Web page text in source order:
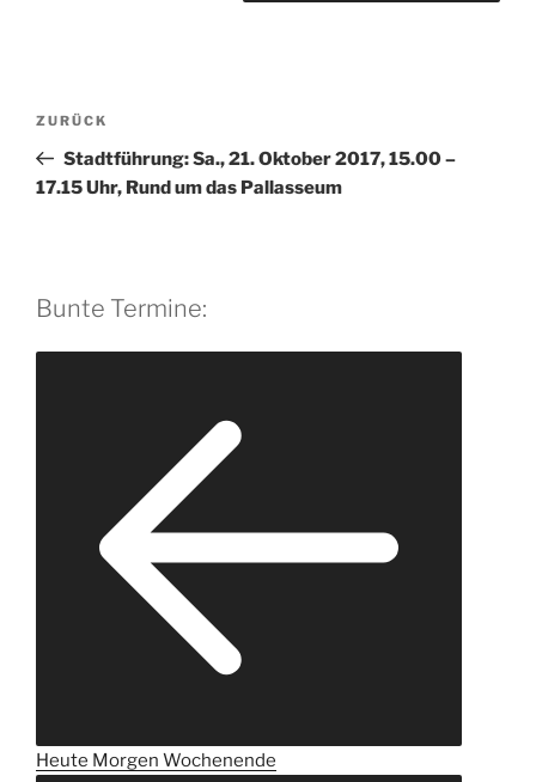
e
r
n
v
:
Beitragsnavigation
Vorheriger
Beitrag
ZURÜCK
Stadtführung: Sa., 21. Oktober 2017, 15.00 –
17.15 Uhr, Rund um das Pallasseum
Bunte Termine:
Heute Morgen Wochenende